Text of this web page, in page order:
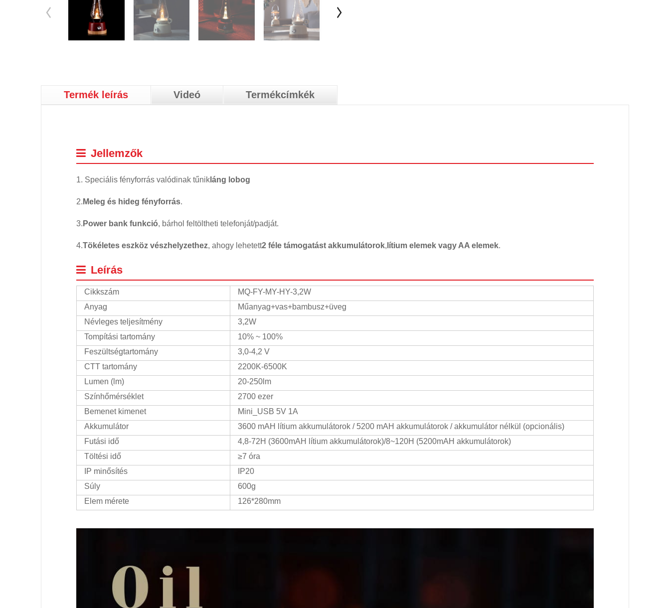
Termék leírás Videó Termékcímkék
Jellemzők
1. Speciális fényforrás valódinak tűnik láng lobog
2. Meleg és hideg fényforrás.
3. Power bank funkció, bárhol feltöltheti telefonját/padját.
4.Tökéletes eszköz vészhelyzethez, ahogy lehetett2 féle támogatást akkumulátorok, lítium elemek vagy AA elemek.
Leírás
Cikkszám
MQ-FY-MY-HY-3,2W
Anyag
Műanyag+vas+bambusz+üveg
Névleges teljesítmény
3,2W
Tompítási tartomány
10% ~ 100%
Feszültségtartomány
3,0-4,2 V
CTT tartomány
2200K-6500K
Lumen (lm)
20-250lm
Színhőmérséklet
2700 ezer
Bemenet kimenet
Mini_USB 5V 1A
Akkumulátor
3600 mAH lítium akkumulátorok / 5200 mAH akkumulátorok / akkumulátor nélkül (opcionális)
Futási idő
4,8-72H (3600mAH lítium akkumulátorok)/8~120H (5200mAH akkumulátorok)
Töltési idő
≥7 óra
IP minősítés
IP20
Súly
600g
Elem mérete
126*280mm